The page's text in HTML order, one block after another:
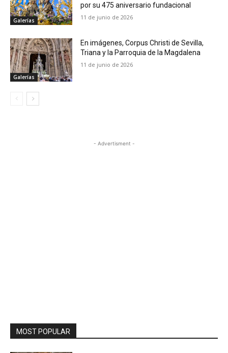
Galerías
por su 475 aniversario fundacional
11 de junio de 2026
Galerías
En imágenes, Corpus Christi de Sevilla,
Triana y la Parroquia de la Magdalena
11 de junio de 2026
- Advertisment -
MOST POPULAR